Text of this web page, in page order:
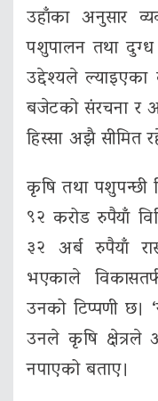
उहाँका अनुसार
पशुपालन तथा दुग्ध
उद्देश्यले
बजेटको संरचना र
हिस्सा अझै सीमित
कृषि तथा पशुपन्छी
९२ करोड रुपैयाँ
३२ अर्ब रुपैयाँ
भएकाले
उनको टिप्पणी
उनले कृषि क्षेत्रले
नपाएको बताए।